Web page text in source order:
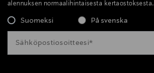
alennuksen normaalihintaisesta kertaostoksesta.
Suomeksi På svenska